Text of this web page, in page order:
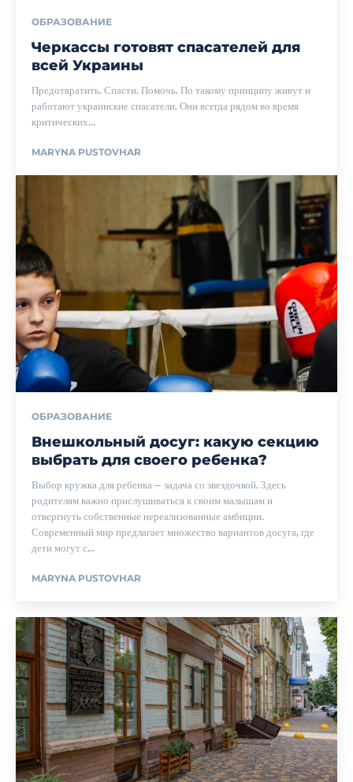
ОБРАЗОВАНИЕ
Черкассы готовят спасателей для
всей Украины
Предотвратить. Спасти. Помочь. По такому принципу живут и
работают украинские спасатели. Они всегда рядом во время
критических...
MARYNA PUSTOVHAR
ОБРАЗОВАНИЕ
Внешкольный досуг: какую секцию
выбрать для своего ребенка?
Выбор кружка для ребенка – задача со звездочкой. Здесь
родителям важно прислушиваться к своим малышам и
отвергнуть собственные нереализованные амбиции.
Современный мир предлагает множество вариантов досуга, где
дети могут с...
MARYNA PUSTOVHAR